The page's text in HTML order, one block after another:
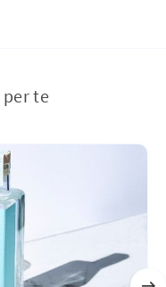
per te